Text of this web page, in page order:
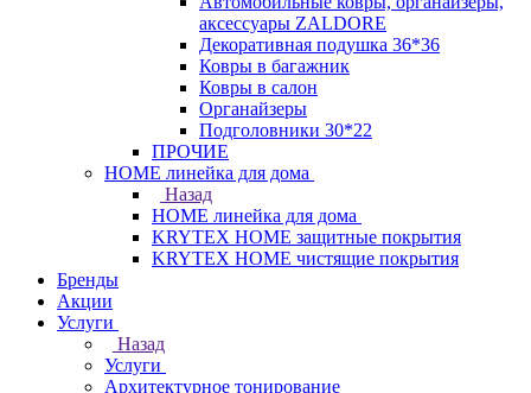
аксессуары ZALDORE
Декоративная подушка 36*36
Ковры в багажник
Ковры в салон
Органайзеры
Подголовники 30*22
ПРОЧИЕ
HOME линейка для дома
Назад
HOME линейка для дома
KRYTEX HOME защитные покрытия
KRYTEX HOME чистящие покрытия
Бренды
Акции
Услуги
Назад
Услуги
Архитектурное тонирование